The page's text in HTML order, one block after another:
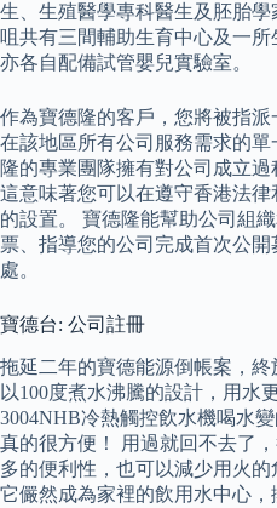
生、生殖醫學專科醫生及胚胎
咀共有三間輔助生育中心及一
亦各自配備試管嬰兒實驗室。
作為寶德隆的客戶，您將被指
在該地區所有公司服務需求的
隆的專業團隊擁有對公司成立過
這意味著您可以在遵守香港法
的設置。 寶德隆能幫助公司組
票、指導您的公司完成首次公
處。
寶德台: 公司註冊
拖延二年的寶德能源倒帳案，終
以100度煮水沸騰的設計，用水
3004NHB冷熱觸控飲水機喝水
真的很方便！ 用過就回不去了
多的便利性，也可以減少用火的
它儼然成為家裡的飲用水中心